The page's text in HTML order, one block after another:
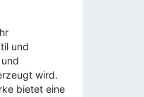
und
wird.
bietet eine